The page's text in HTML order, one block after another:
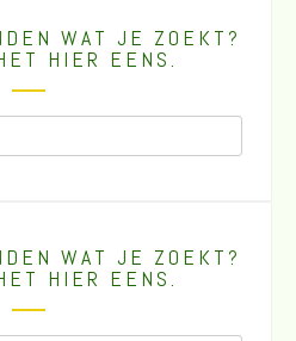
WAT JE ZOEKT?
HIER EENS.
WAT JE ZOEKT?
HIER EENS.